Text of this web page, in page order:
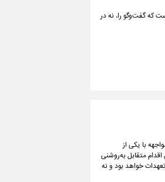
که گفت‌وگو را، نه در
با یکی از
متقابل به‌روشنی
خواهد بود و نه